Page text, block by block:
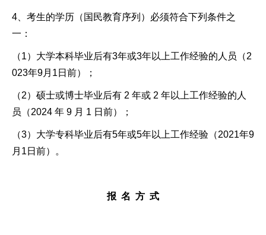
4、考生的学历（国民教育序列）必须符合下列条件之
一：
（1）大学本科毕业后有3年或3年以上工作经验的人员（2
023年9月1日前）；
（2）硕士或博士毕业后有 2 年或 2 年以上工作经验的人
员（2024 年 9 月 1 日前）；
（3）大学专科毕业后有5年或5年以上工作经验（2021年9
月1日前）。
报 名 方 式